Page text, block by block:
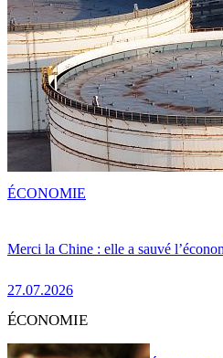
Merci la Chine : elle a sauvé
27.07.2026
ÉCONOMIE
ÉCONOMIE